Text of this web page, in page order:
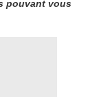
pouvant vous